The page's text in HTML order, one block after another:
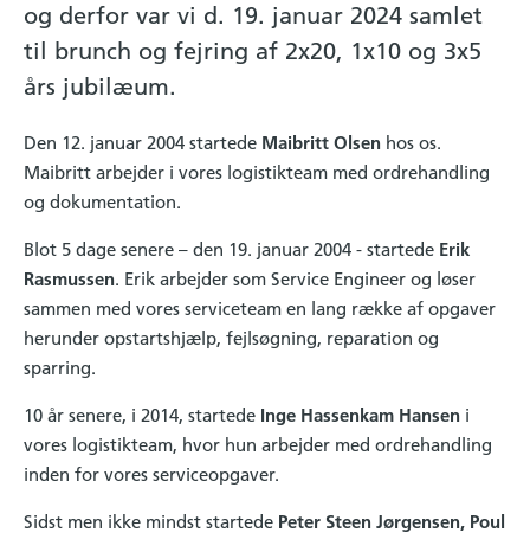
og derfor var vi d. 19. januar 2024 samlet
til brunch og fejring af 2x20, 1x10 og 3x5
års jubilæum.
Den 12. januar 2004 startede Maibritt Olsen hos os.
Maibritt arbejder i vores logistikteam med ordrehandling
og dokumentation.
Blot 5 dage senere – den 19. januar 2004 - startede Erik
Rasmussen. Erik arbejder som Service Engineer og løser
sammen med vores serviceteam en lang række af opgaver
herunder opstartshjælp, fejlsøgning, reparation og
sparring.
10 år senere, i 2014, startede Inge Hassenkam Hansen i
vores logistikteam, hvor hun arbejder med ordrehandling
inden for vores serviceopgaver.
Sidst men ikke mindst startede Peter Steen Jørgensen, Poul